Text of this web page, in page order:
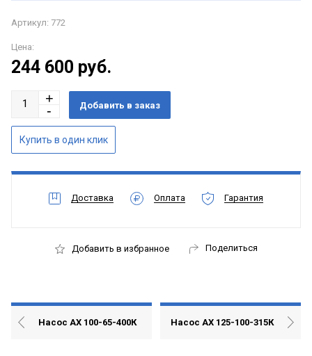
Артикул: 772
Цена:
244 600 руб.
Доставка Оплата Гарантия
Добавить в избранное Поделиться
Насос АХ 100-65-400К Насос АХ 125-100-315К